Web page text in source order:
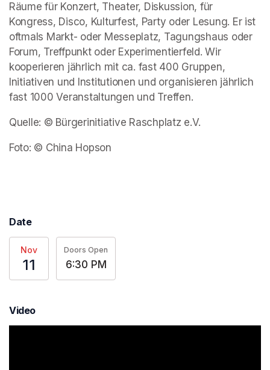
Räume für Konzert, Theater, Diskussion, für
Kongress, Disco, Kulturfest, Party oder Lesung. Er ist
oftmals Markt- oder Messeplatz, Tagungshaus oder
Forum, Treffpunkt oder Experimentierfeld. Wir
kooperieren jährlich mit ca. fast 400 Gruppen,
Initiativen und Institutionen und organisieren jährlich
fast 1000 Veranstaltungen und Treffen.
Quelle: © Bürgerinitiative Raschplatz e.V.
Foto: © China Hopson
Date
Nov
11
Doors Open
6:30 PM
Video